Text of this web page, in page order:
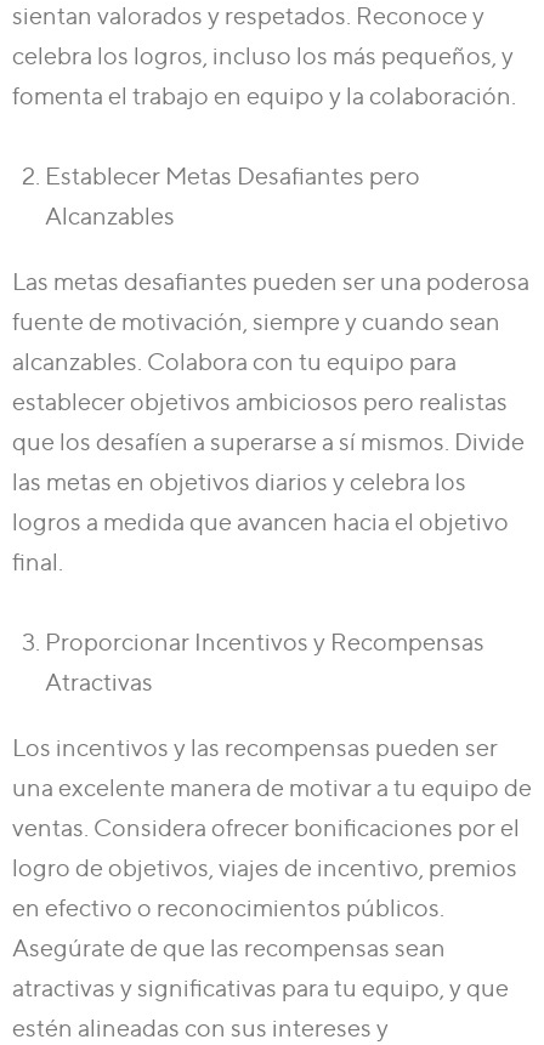
sientan valorados y respetados. Reconoce y
celebra los logros, incluso los más pequeños, y
fomenta el trabajo en equipo y la colaboración.
Establecer Metas Desafiantes pero
Alcanzables
Las metas desafiantes pueden ser una poderosa
fuente de motivación, siempre y cuando sean
alcanzables. Colabora con tu equipo para
establecer objetivos ambiciosos pero realistas
que los desafíen a superarse a sí mismos. Divide
las metas en objetivos diarios y celebra los
logros a medida que avancen hacia el objetivo
final.
Proporcionar Incentivos y Recompensas
Atractivas
Los incentivos y las recompensas pueden ser
una excelente manera de motivar a tu equipo de
ventas. Considera ofrecer bonificaciones por el
logro de objetivos, viajes de incentivo, premios
en efectivo o reconocimientos públicos.
Asegúrate de que las recompensas sean
atractivas y significativas para tu equipo, y que
estén alineadas con sus intereses y